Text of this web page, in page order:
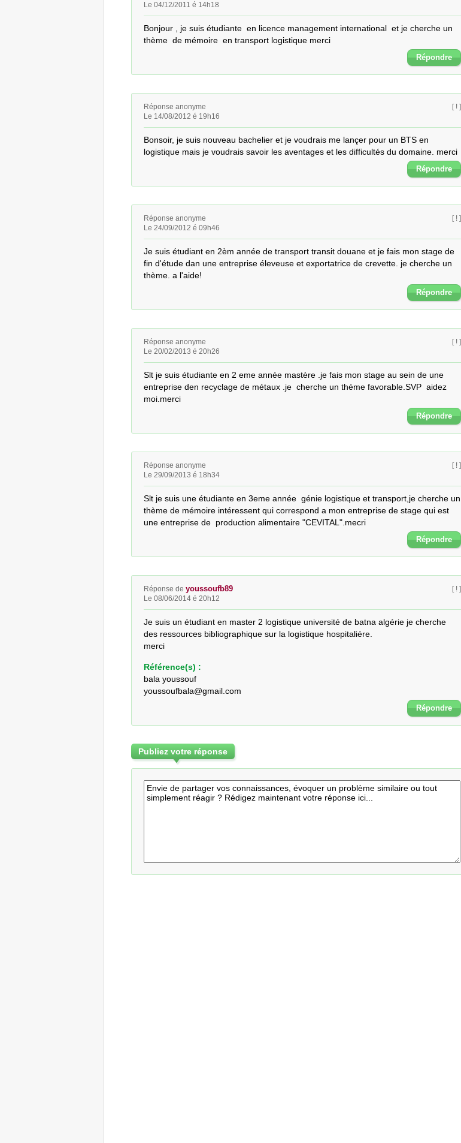
Le 04/12/2011 é 14h18
Bonjour , je suis étudiante  en licence management international  et je cherche un
thème  de mémoire  en transport logistique merci
Répondre
Réponse anonyme
Le 14/08/2012 é 19h16
[ ! ]
Bonsoir, je suis nouveau bachelier et je voudrais me lançer pour un BTS en
logistique mais je voudrais savoir les aventages et les difficultés du domaine. merci
Répondre
Réponse anonyme
Le 24/09/2012 é 09h46
[ ! ]
Je suis étudiant en 2èm année de transport transit douane et je fais mon stage de
fin d'étude dan une entreprise éleveuse et exportatrice de crevette. je cherche un
thème. a l'aide!
Répondre
Réponse anonyme
Le 20/02/2013 é 20h26
[ ! ]
Slt je suis étudiante en 2 eme année mastère .je fais mon stage au sein de une
entreprise den recyclage de métaux .je  cherche un théme favorable.SVP  aidez
moi.merci
Répondre
Réponse anonyme
Le 29/09/2013 é 18h34
[ ! ]
Slt je suis une étudiante en 3eme année  génie logistique et transport,je cherche un
thème de mémoire intéressent qui correspond a mon entreprise de stage qui est
une entreprise de  production alimentaire "CEVITAL".mecri
Répondre
Réponse de youssoufb89
Le 08/06/2014 é 20h12
[ ! ]
Je suis un étudiant en master 2 logistique université de batna algérie je cherche
des ressources bibliographique sur la logistique hospitaliére.
merci
Référence(s) :
bala youssouf
youssoufbala@gmail.com
Répondre
Publiez votre réponse